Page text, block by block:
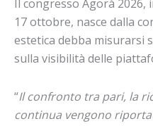
Il congresso Agorà
17 ottobre, nasce dalla
estetica debba misurarsi
sulla visibilità delle
“Il confronto tra pari, la
continua vengono